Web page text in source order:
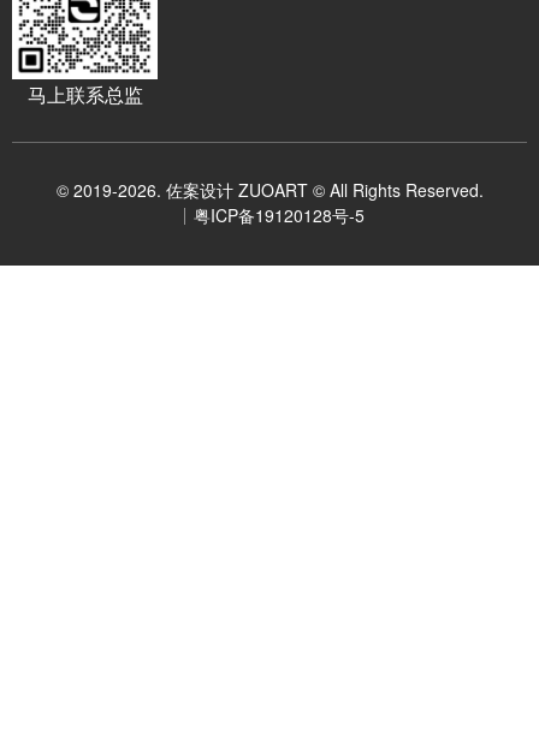
马上联系总监
© 2019-2026. 佐案设计 ZUOART © All Rights Reserved.
粤ICP备19120128号-5